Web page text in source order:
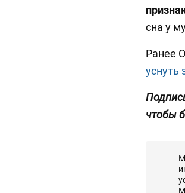
сна у
Ранее
уснуть
чтобы